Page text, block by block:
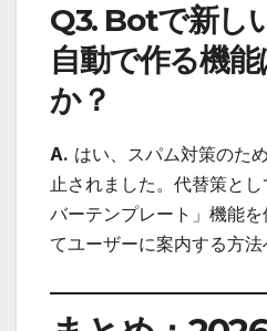
Q3. Botで新し
自動で作る機
か？
A. はい、スパム対策のた
止されました。代替策と
バーテンプレート」機能
てユーザーに案内する方法